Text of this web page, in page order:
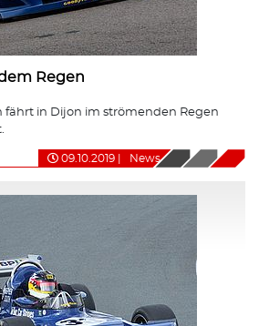
Regen
in Dijon im strömenden Regen
09.10.2019 News